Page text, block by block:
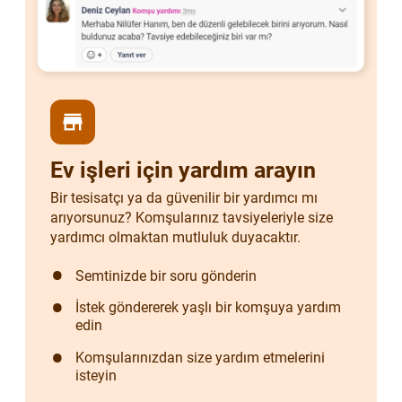
store
Ev işleri için yardım arayın
Bir tesisatçı ya da güvenilir bir yardımcı mı
arıyorsunuz? Komşularınız tavsiyeleriyle size
yardımcı olmaktan mutluluk duyacaktır.
Semtinizde bir soru gönderin
İstek göndererek yaşlı bir komşuya yardım
edin
Komşularınızdan size yardım etmelerini
isteyin